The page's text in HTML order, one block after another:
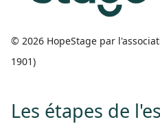
© 2026 HopeStage par
1901)
Les étapes de